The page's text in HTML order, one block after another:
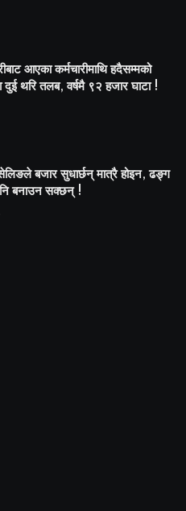
आएका कर्मचारीमाथि हदैसम्मको
दुई थरि तलब, वर्षमै ९२ हजार घाटा !
बजार सुधार्छन् मात्रै होइन, ढङ्ग
बनाउन सक्छन् !